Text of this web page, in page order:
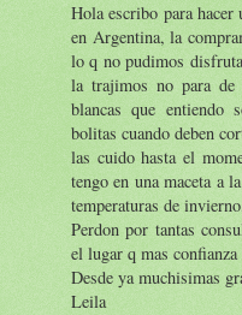
Hola escribo para
en Argentina, la
lo q no pudimos
la trajimos no para de
blancas que entiendo
bolitas cuando deben
las cuido hasta el
tengo en una maceta a
temperaturas de
Perdon por tantas
el lugar q mas
Desde ya muchisimas
Leila